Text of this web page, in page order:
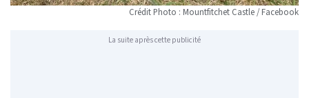
Crédit Photo : Mountfitchet Castle / Facebook
La suite après cette publicité